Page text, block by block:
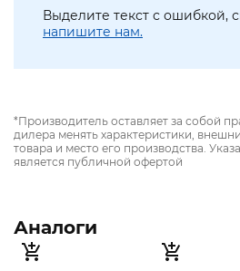
Выделите текст с ошибкой,
напишите нам.
*Производитель оставляет за собой
дилера менять характеристики,
товара и место его производства.
является публичной офертой
Аналоги